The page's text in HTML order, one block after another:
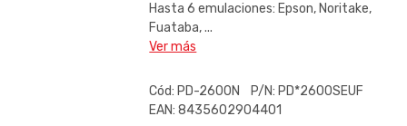
Hasta 6 emulaciones: Epson, Noritake,
Fuataba, ...
Ver más
Cód: PD-2600N P/N: PD*2600SEUF
EAN: 8435602904401